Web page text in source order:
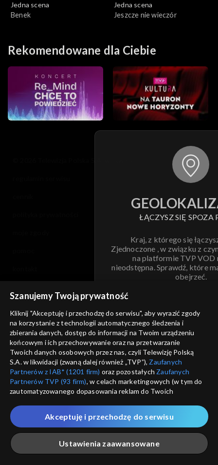
Jedna scena
Benek
Jedna scena
Jeszcze nie wieczór
Rekomendowane dla Ciebie
ŁĄCZYSZ SIĘ SPOZA
Kraj, z którego się
Zjednoczone , w związku z
na platformie TVP VOD
nieodstępna. Sprawdź, które
obejrzeć.
ANULUJ
informacje o dostawcy usług
Szanujemy Twoją prywatność
Kliknij "Akceptuję i przechodzę do serwisu", aby wyrazić zgody
na korzystanie z technologii automatycznego śledzenia i
zbierania danych, dostęp do informacji na Twoim urządzeniu
końcowym i ich przechowywanie oraz na przetwarzanie
Twoich danych osobowych przez nas, czyli Telewizję Polską
S.A. w likwidacji (zwaną dalej również „TVP”), Zaufanych
Partnerów z IAB* (1201 firm) oraz pozostałych Zaufanych
Partnerów TVP (93 firm), w celach marketingowych (w tym do
zautomatyzowanego dopasowania reklam do Twoich
które wskazujemy poniżej, a także zgody na udostępnianie
przez nas identyfikatora PPID do Google.
Twoje dane osobowe zbierane podczas odwiedzania przez
Ciebie naszych
poszczególnych serwisówzwanych dalej
„Portalem”, w tym informacje zapisywane za pomocą
Ustawienia zaawansowane
Akceptuję i przechodzę do serwisu